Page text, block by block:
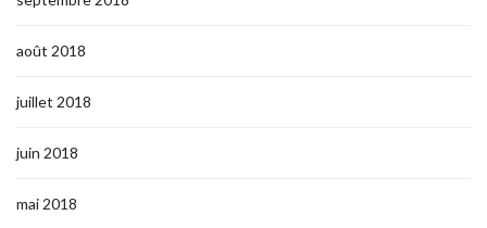
août 2018
juillet 2018
juin 2018
mai 2018